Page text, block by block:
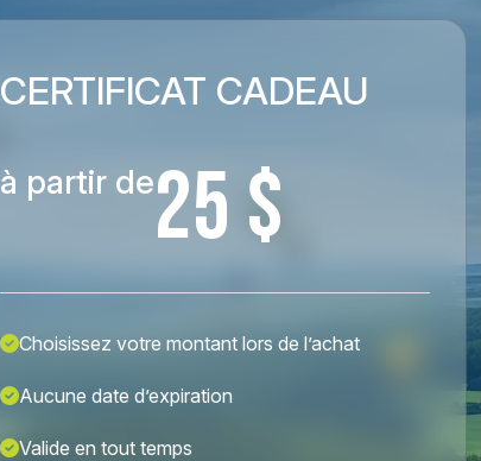
CERTIFICAT CADEAU
à partir de25 $
Choisissez votre montant lors de l’achat
Aucune date d’expiration
Valide en tout temps